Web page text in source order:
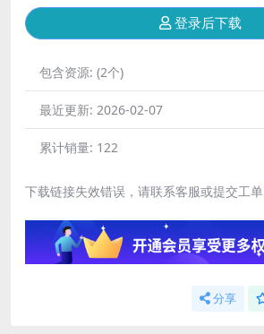
登录后下载
包含资源: (2个)
最近更新: 2026-02-07
累计销量: 122
下载链接失效错误，请联系客服或提交工单
分享